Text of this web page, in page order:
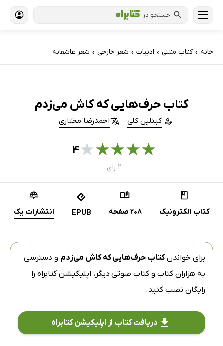
جستجو در
خانه › کتاب‌ متنی › ادبیات › شعر خارجی › شعر عاشقانه
کتاب حرف‌هایی که کاش می‌زدم
کیتلین کلی احمدرضا مختاری
★
★
★
★
★۴
۲ رای
کتاب الکترونیک 208 صفحه EPUB انتشارات یک
برای خواندنکتاب حرف‌هایی که کاش می‌زدم و دسترسی
به هزاران کتاب و کتاب صوتی دیگر، اپلیکیشن کتابراه را
رایگان نصب کنید.
دریافت کتاب از اپلیکیشن کتابراه